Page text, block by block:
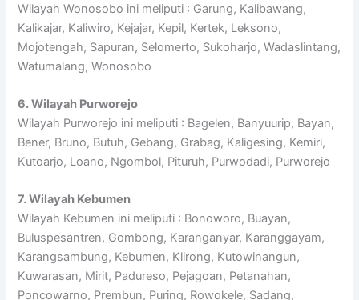
Wilayah Wonosobo ini meliputi : Garung, Kalibawang,
Kalikajar, Kaliwiro, Kejajar, Kepil, Kertek, Leksono,
Mojotengah, Sapuran, Selomerto, Sukoharjo, Wadaslintang,
Watumalang, Wonosobo
6. Wilayah Purworejo
Wilayah Purworejo ini meliputi : Bagelen, Banyuurip, Bayan,
Bener, Bruno, Butuh, Gebang, Grabag, Kaligesing, Kemiri,
Kutoarjo, Loano, Ngombol, Pituruh, Purwodadi, Purworejo
7. Wilayah Kebumen
Wilayah Kebumen ini meliputi : Bonoworo, Buayan,
Buluspesantren, Gombong, Karanganyar, Karanggayam,
Karangsambung, Kebumen, Klirong, Kutowinangun,
Kuwarasan, Mirit, Padureso, Pejagoan, Petanahan,
Poncowarno, Prembun, Puring, Rowokele, Sadang,